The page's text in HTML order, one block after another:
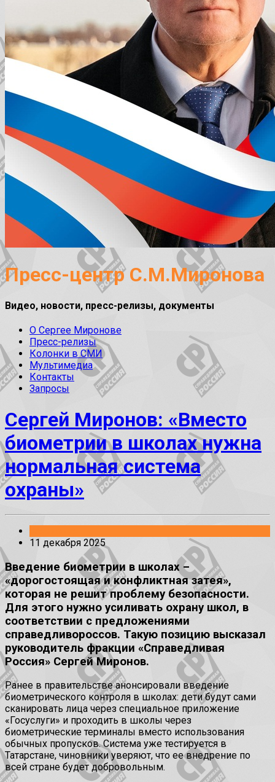
Пресс-центр С.М.Миронова
Видео, новости, пресс-релизы, документы
О Сергее Миронове
Пресс-релизы
Колонки в СМИ
Мультимедиа
Контакты
Запросы
Сергей Миронов: «Вместо
биометрии в школах нужна
нормальная система
охраны»
11 декабря 2025
Введение биометрии в школах –
«дорогостоящая и конфликтная затея»,
которая не решит проблему безопасности.
Для этого нужно усиливать охрану школ, в
соответствии с предложениями
справедливороссов. Такую позицию высказал
руководитель фракции «Справедливая
Россия» Сергей Миронов.
Ранее в правительстве анонсировали введение
биометрического контроля в школах: дети будут сами
сканировать лица через специальное приложение
«Госуслуги» и проходить в школы через
биометрические терминалы вместо использования
обычных пропусков. Система уже тестируется в
Татарстане, чиновники уверяют, что ее внедрение по
всей стране будет добровольным.